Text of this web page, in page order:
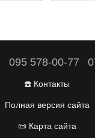
095 578-00-77
☎️ Контакты
Полная версия сайта
📜 Карта сайта